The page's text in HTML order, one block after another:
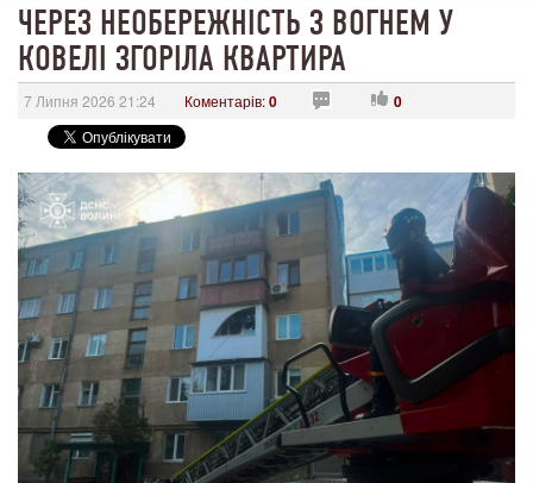
ЧЕРЕЗ НЕОБЕРЕЖНІСТЬ З ВОГНЕМ У
КОВЕЛІ ЗГОРІЛА КВАРТИРА
7 Липня 2026 21:24 Коментарів:0 0